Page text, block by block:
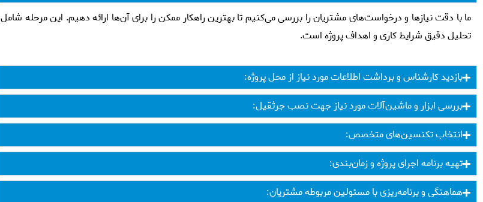
ما با دقت نیازها و درخواست‌های مشتریان را بررسی می‌کنیم تا بهترین راهکار ممکن را برای آن‌ها ارائه دهیم. این مرحله شامل
تحلیل دقیق شرایط کاری و اهداف پروژه است.
بازدید کارشناس و برداشت اطلاعات مورد نیاز از محل پروژه:
بررسی ابزار و ماشین‌آلات مورد نیاز جهت نصب جرثقیل:
انتخاب تکنسین‌های متخصص:
تهیه برنامه اجرای پروژه و زمان‌بندی:
هماهنگی و برنامه‌ریزی با مسئولین مربوطه مشتریان: